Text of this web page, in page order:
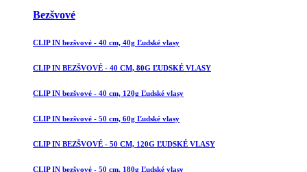
Bezšvové
CLIP IN bezšvové - 40 cm, 40g Ľudské vlasy
CLIP IN BEZŠVOVÉ - 40 CM, 80G ĽUDSKÉ VLASY
CLIP IN bezšvové - 40 cm, 120g Ľudské vlasy
CLIP IN bezšvové - 50 cm, 60g Ľudské vlasy
CLIP IN BEZŠVOVÉ - 50 CM, 120G ĽUDSKÉ VLASY
CLIP IN bezšvové - 50 cm, 180g Ľudské vlasy